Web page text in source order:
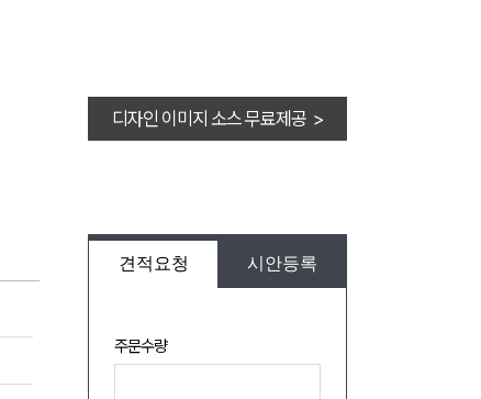
디자인 이미지 소스 무료제공 >
견적요청 시안등록
주문수량